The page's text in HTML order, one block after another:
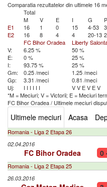
Comparatia rezultatelor din ultimele 16
Total
M
V E I G P
E1
16 1 0 15 4-53 3
E2
16 8 4 4 20-13
FC Bihor Oradea
Liberty
V:
6.25 % 50 %
E:
0 % 25 %
I:
93.75 % 25 %
Gm:
0.25 /meci 1.25 /meci
Gp:
3.31 /meci 0.81 /meci
Uj:
I I I I I I VV EV EV
*M = Meciuri; V = Victorii; E = Meciuri
FC Bihor Oradea/ Ultimele meciuri
Ultimele meciuri Acasa
Romania - Liga 2 Etapa 26
02.04.2016
FC Bihor Oradea 0
Romania - Liga 2 Etapa 25
26.03.2016